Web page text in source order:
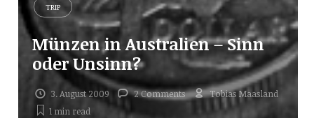
TRIP
Münzen in Australien – Sinn
oder Unsinn?
3. August 2009 2 Comments
Tobias Maasland
1 minread